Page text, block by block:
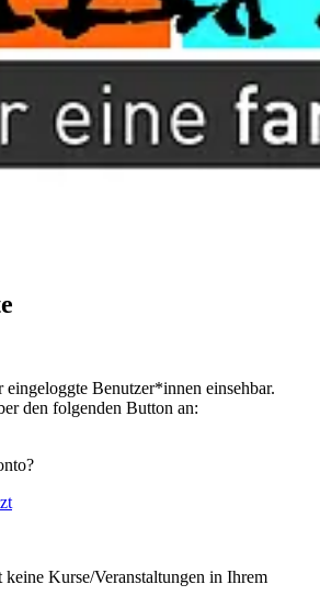
Benutzer*innen einsehbar.
den folgenden Button an:
keine Kurse/Veranstaltungen in Ihrem